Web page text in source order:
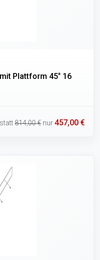
Plattform 45° 16
statt814,00 € nur 457,00 €